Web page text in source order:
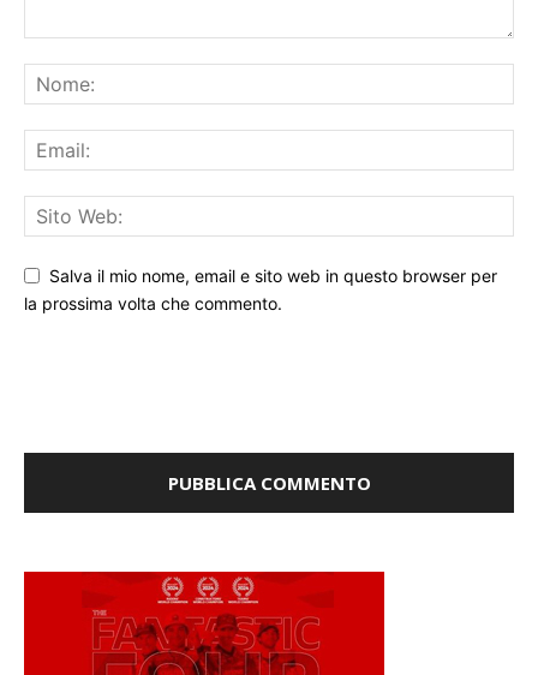
Salva il mio nome, email e sito web in questo browser per
la prossima volta che commento.